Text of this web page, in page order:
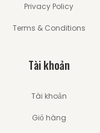
Privacy Policy
Terms & Conditions
Tài khoản
Tài khoản
Giỏ hàng